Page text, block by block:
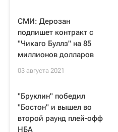
СМИ: Дерозан
подпишет контракт с
"Чикаго Буллз" на 85
миллионов долларов
03 августа 2021
"Бруклин" победил
"Бостон" и вышел во
второй раунд плей-офф
НБА